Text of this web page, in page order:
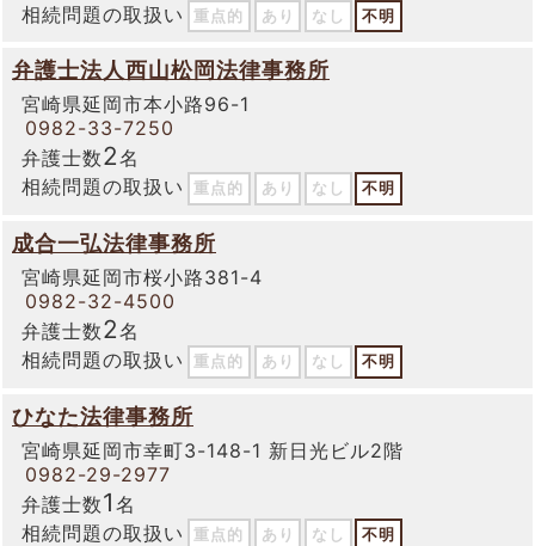
相続問題の取扱い
重点的 あり なし 不明
弁護士法人西山松岡法律事務所
宮崎県延岡市本小路96-1
0982-33-7250
弁護士数2名
相続問題の取扱い
重点的 あり なし 不明
成合一弘法律事務所
宮崎県延岡市桜小路381-4
0982-32-4500
弁護士数2名
相続問題の取扱い
重点的 あり なし 不明
ひなた法律事務所
宮崎県延岡市幸町3-148-1 新日光ビル2階
0982-29-2977
弁護士数1 名
相続問題の取扱い
重点的 あり なし 不明